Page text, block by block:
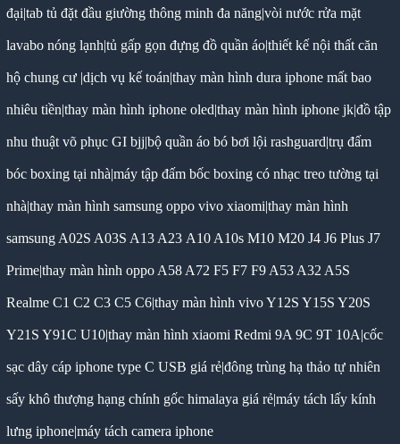
đại|tab tủ đặt đầu giường thông minh đa năng|vòi nước rửa mặt
lavabo nóng lạnh|tủ gấp gọn đựng đồ quần áo|thiết kế nội thất căn
hộ chung cư|dịch vụ kế toán|thay màn hình dura iphone mất bao
nhiêu tiền|thay màn hình iphone oled|thay màn hình iphone jk|đồ tập
nhu thuật võ phục GI bjj|bộ quần áo bó bơi lội rashguard|trụ đấm
bóc boxing tại nhà|máy tập đấm bốc boxing có nhạc treo tường tại
nhà|thay màn hình samsung oppo vivo xiaomi|thay màn hình
samsung A02S A03S A13 A23 A10 A10s M10 M20 J4 J6 Plus J7
Prime|thay màn hình oppo A58 A72 F5 F7 F9 A53 A32 A5S
Realme C1 C2 C3 C5 C6|thay màn hình vivo Y12S Y15S Y20S
Y21S Y91C U10|thay màn hình xiaomi Redmi 9A 9C 9T 10A|cốc
sạc dây cáp iphone type C USB giá rẻ|đông trùng hạ thảo tự nhiên
sấy khô thượng hạng chính gốc himalaya giá rẻ|máy tách lấy kính
lưng iphone|máy tách camera iphone